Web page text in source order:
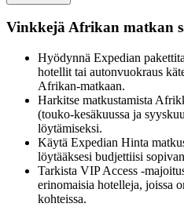
Vinkkejä Afrikan matkan
Hyödynnä Expedian
hotellit tai autonvuokraus
Afrikan-matkaan.
Harkitse matkustamista
(touko-kesäkuussa ja
löytämiseksi.
Käytä Expedian Hinta
löytääksesi budjettiisi
Tarkista VIP Access -
erinomaisia hotelleja, joissa
kohteissa.